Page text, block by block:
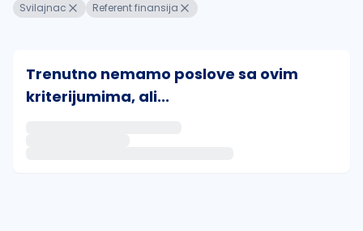
Svilajnac Referent finansija
Trenutno nemamo poslove sa ovim
kriterijumima, ali...